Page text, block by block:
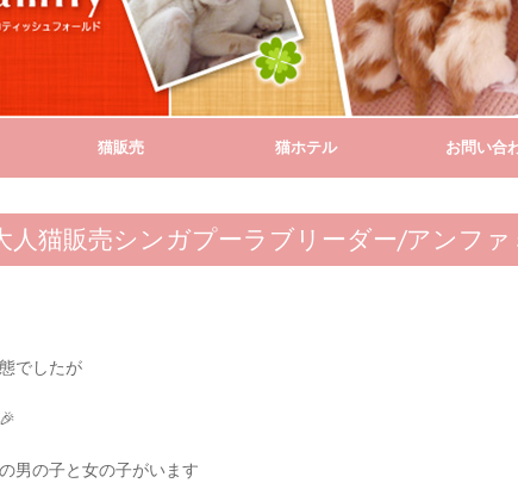
猫販売 猫ホテル お問い合
人猫販売シンガプーラブリーダー/アンファ
でしたが
男の子と女の子がいます